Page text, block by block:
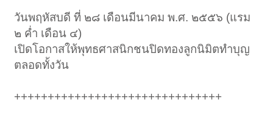
วันพฤหัสบดี ที่ ๒๘ เดือนมีนาคม พ.ศ. ๒๕๕๖ (แรม
๒ ค่ำ เดือน ๔)
เปิดโอกาสให้พุทธศาสนิกชนปิดทองลูกนิมิตทำบุญ
ตลอดทั้งวัน
+++++++++++++++++++++++++++++++